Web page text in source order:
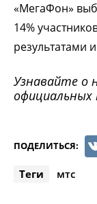
«МегаФон»
14%
результатами
Узнавайте о
официальных
ПОДЕЛИТЬСЯ:
Теги мтс